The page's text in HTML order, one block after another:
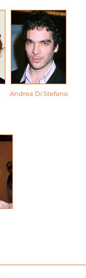
Andrea Di Stefano